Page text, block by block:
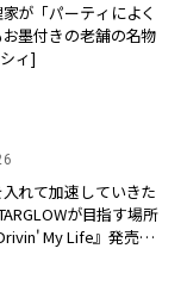
が「パーティによく
墨付きの老舗の名物
ィ]
れて加速していきた
が目指す場所
My Life』発売】 |